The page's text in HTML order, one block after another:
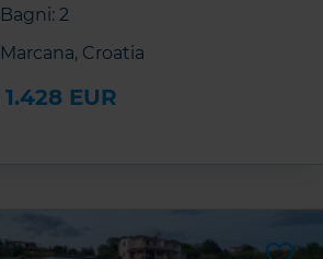
Bagni: 2
Marcana, Croatia
1.428 EUR